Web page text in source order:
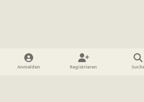
Heller Modus
Dunkler ModusSystemeinstellung
Anmelden Registrieren